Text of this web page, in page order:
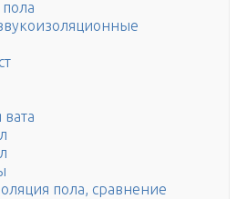
пола, сравнение